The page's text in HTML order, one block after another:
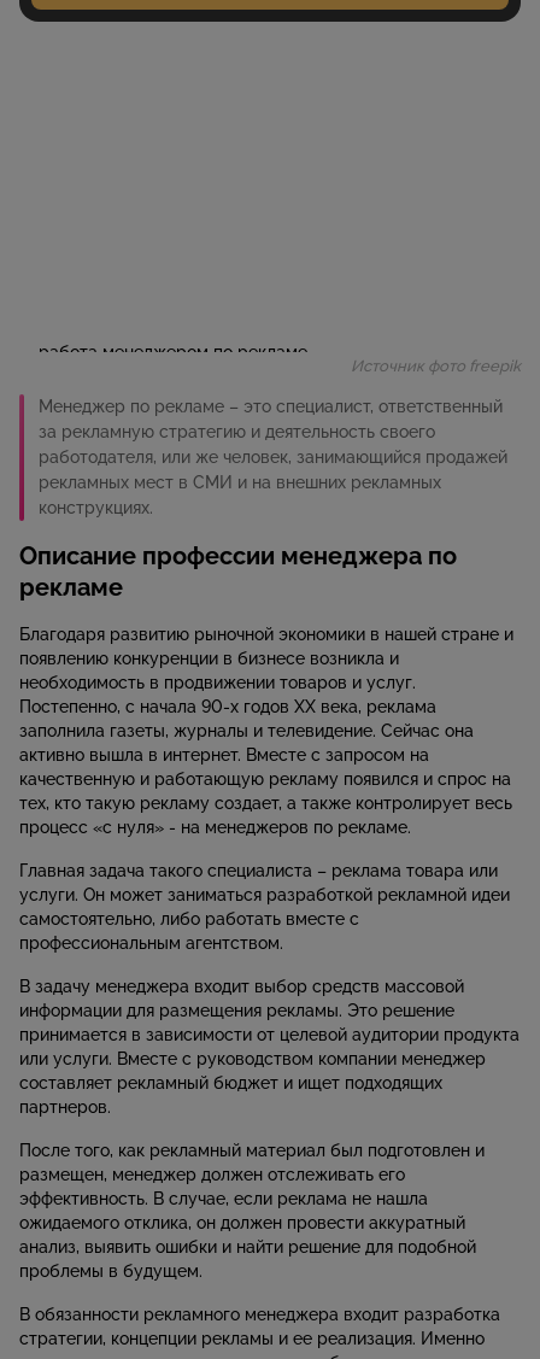
Источник фото freepik
Менеджер по рекламе – это специалист, ответственный
за рекламную стратегию и деятельность своего
работодателя, или же человек, занимающийся продажей
рекламных мест в СМИ и на внешних рекламных
конструкциях.
Описание профессии менеджера по
рекламе
Благодаря развитию рыночной экономики в нашей стране и
появлению конкуренции в бизнесе возникла и
необходимость в продвижении товаров и услуг.
Постепенно, с начала 90-х годов XX века, реклама
заполнила газеты, журналы и телевидение. Сейчас она
активно вышла в интернет. Вместе с запросом на
качественную и работающую рекламу появился и спрос на
тех, кто такую рекламу создает, а также контролирует весь
процесс «с нуля» - на менеджеров по рекламе.
Главная задача такого специалиста – реклама товара или
услуги. Он может заниматься разработкой рекламной идеи
самостоятельно, либо работать вместе с
профессиональным агентством.
В задачу менеджера входит выбор средств массовой
информации для размещения рекламы. Это решение
принимается в зависимости от целевой аудитории продукта
или услуги. Вместе с руководством компании менеджер
составляет рекламный бюджет и ищет подходящих
партнеров.
После того, как рекламный материал был подготовлен и
размещен, менеджер должен отслеживать его
эффективность. В случае, если реклама не нашла
ожидаемого отклика, он должен провести аккуратный
анализ, выявить ошибки и найти решение для подобной
проблемы в будущем.
В обязанности рекламного менеджера входит разработка
стратегии, концепции рекламы и ее реализация. Именно